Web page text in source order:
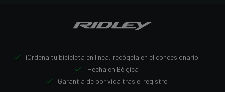
¡Ordena tu bicicleta en línea, recógela en el concesionario!
Hecha en Bélgica
Garantía de por vida tras el registro